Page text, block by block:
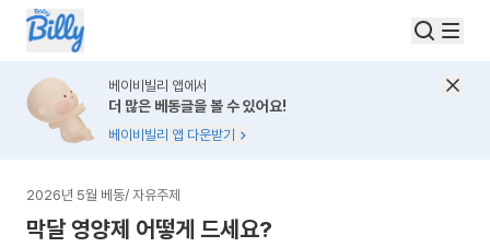
베이비빌리 앱에서
더 많은 베동글을 볼 수 있어요!
베이비빌리 앱 다운받기
2026년 5월 베동/ 자유주제
막달 영양제 어떻게 드세요?